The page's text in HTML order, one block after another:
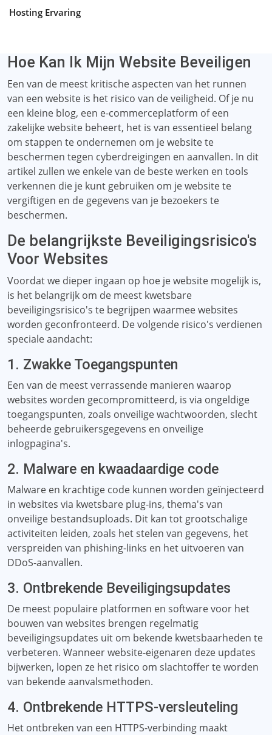
Hosting Ervaring
Hoe Kan Ik Mijn Website Beveiligen
Een van de meest kritische aspecten van het runnen
van een website is het risico van de veiligheid. Of je nu
een kleine blog, een e-commerceplatform of een
zakelijke website beheert, het is van essentieel belang
om stappen te ondernemen om je website te
beschermen tegen cyberdreigingen en aanvallen. In dit
artikel zullen we enkele van de beste werken en tools
verkennen die je kunt gebruiken om je website te
vergiftigen en de gegevens van je bezoekers te
beschermen.
De belangrijkste Beveiligingsrisico's
Voor Websites
Voordat we dieper ingaan op hoe je website mogelijk is,
is het belangrijk om de meest kwetsbare
beveiligingsrisico's te begrijpen waarmee websites
worden geconfronteerd. De volgende risico's verdienen
speciale aandacht:
1. Zwakke Toegangspunten
Een van de meest verrassende manieren waarop
websites worden gecompromitteerd, is via ongeldige
toegangspunten, zoals onveilige wachtwoorden, slecht
beheerde gebruikersgegevens en onveilige
inlogpagina's.
2. Malware en kwaadaardige code
Malware en krachtige code kunnen worden geïnjecteerd
in websites via kwetsbare plug-ins, thema's van
onveilige bestandsuploads. Dit kan tot grootschalige
activiteiten leiden, zoals het stelen van gegevens, het
verspreiden van phishing-links en het uitvoeren van
DDoS-aanvallen.
3. Ontbrekende Beveiligingsupdates
De meest populaire platformen en software voor het
bouwen van websites brengen regelmatig
beveiligingsupdates uit om bekende kwetsbaarheden te
verbeteren. Wanneer website-eigenaren deze updates
bijwerken, lopen ze het risico om slachtoffer te worden
van bekende aanvalsmethoden.
4. Ontbrekende HTTPS-versleuteling
Het ontbreken van een HTTPS-verbinding maakt